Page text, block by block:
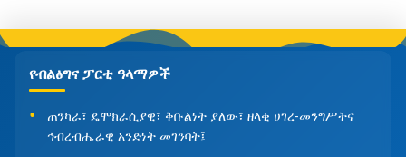
የብልፅግና ፓርቲ ዓላማዎች
ጠንካራ፣ ዴሞክራሲያዊ፣ ቅቡልነት ያለው፣ ዘላቂ ሀገረ-መንግሥትና
ኅብረብሔራዊ አንድነት መገንባት፤